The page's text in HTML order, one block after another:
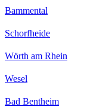
Bammental
Schorfheide
Wörth am Rhein
Wesel
Bad Bentheim